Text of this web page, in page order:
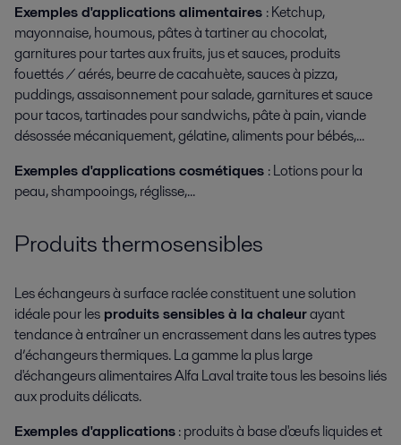
Exemples d'applications alimentaires : Ketchup,
mayonnaise, houmous, pâtes à tartiner au chocolat,
garnitures pour tartes aux fruits, jus et sauces, produits
fouettés / aérés, beurre de cacahuète, sauces à pizza,
puddings, assaisonnement pour salade, garnitures et sauce
pour tacos, tartinades pour sandwichs, pâte à pain, viande
désossée mécaniquement, gélatine, aliments pour bébés,...
Exemples d'applications cosmétiques : Lotions pour la
peau, shampooings, réglisse,...
Produits thermosensibles
Les échangeurs à surface raclée constituent une solution
idéale pour les produits sensibles à la chaleurayant
tendance à entraîner un encrassement dans les autres types
d’échangeurs thermiques. La gamme la plus large
d'échangeurs alimentaires Alfa Laval traite tous les besoins liés
aux produits délicats.
Exemples d'applications: produits à base d'œufs liquides et